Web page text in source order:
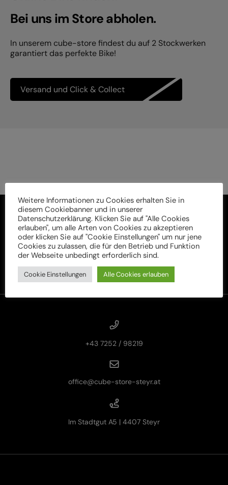
Bei uns im Store abholen.
In unserem cube-store findest du auf 2 Stockwerken
garantiert das perfekte Bike!
Versand und Click & Collect
+43 7252 / 98219
office@cube-store-steyr.at
Im Stadtgut A5 | 4407 Steyr
Weitere Informationen zu Cookies erhalten Sie in
diesem Cookiebanner und in unserer
Datenschutzerklärung. Klicken Sie auf "Alle Cookies
erlauben", um alle Arten von Cookies zu akzeptieren
oder klicken Sie auf "Cookie Einstellungen" um nur jene
Cookies zu zulassen, die für den Betrieb und Funktion
der Webseite unbedingt erforderlich sind.
Cookie Einstellungen Alle Cookies erlauben